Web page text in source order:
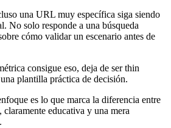
una URL muy específica siga siendo
No solo responde a una búsqueda
cómo validar un escenario antes de
consigue eso, deja de ser thin
plantilla práctica de decisión.
es lo que marca la diferencia entre
educativa y una mera